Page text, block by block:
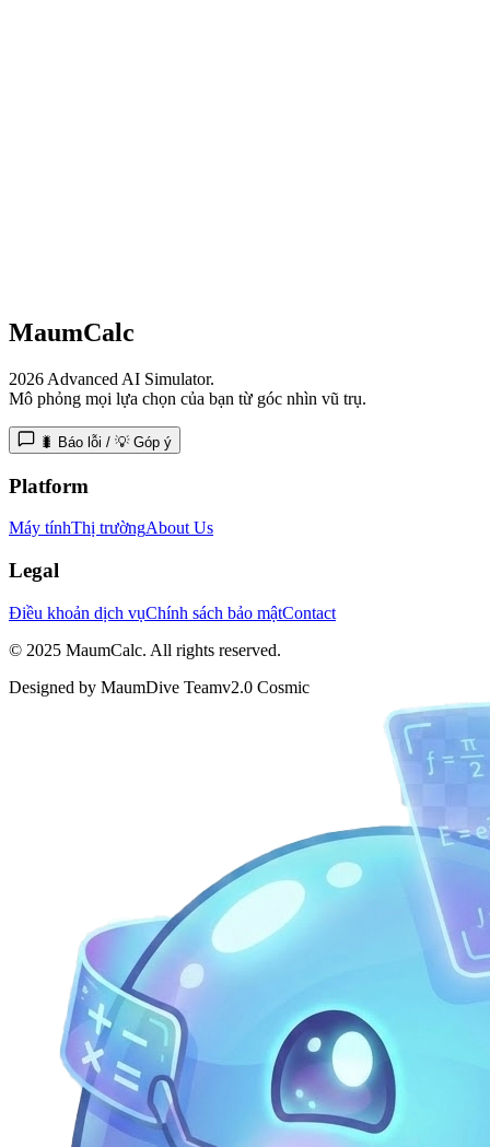
MaumCalc
2026 Advanced AI Simulator.
Mô phỏng mọi lựa chọn của bạn từ góc nhìn vũ trụ.
🐛 Báo lỗi / 💡 Góp ý
Platform
Máy tínhThị trườngAbout Us
Legal
Điều khoản dịch vụChính sách bảo mậtContact
© 2025 MaumCalc. All rights reserved.
Designed by MaumDive Teamv2.0 Cosmic